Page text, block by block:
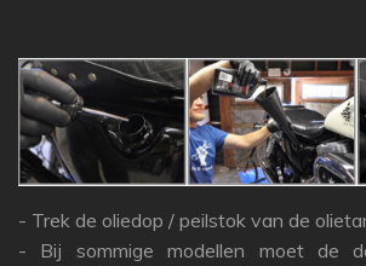
- Trek de oliedop / peilstok van de
- Bij sommige modellen moet de